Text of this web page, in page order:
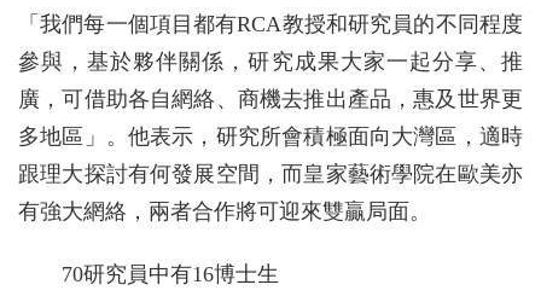
「我們每一個項目都有RCA教授和研究員的不同程度
參與，基於夥伴關係，研究成果大家一起分享、推
廣，可借助各自網絡、商機去推出產品，惠及世界更
多地區」。他表示，研究所會積極面向大灣區，適時
跟理大探討有何發展空間，而皇家藝術學院在歐美亦
有強大網絡，兩者合作將可迎來雙贏局面。
70研究員中有16博士生